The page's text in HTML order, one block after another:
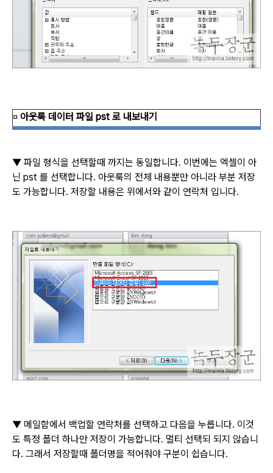
¤ 아웃룩 데이터 파일 pst 로 내보내기
▼ 파일 형식을 선택할때 까지는 동일합니다. 이번에는 엑셀이 아
닌 pst 를 선택합니다. 아웃룩의 전체 내용뿐만 아니라 부분 저장
도 가능합니다. 저장할 내용은 위에서와 같이 연락처 입니다.
▼ 메일함에서 백업할 연락처를 선택하고 다음을 누릅니다. 이것
도 특정 폴더 하나만 저장이 가능합니다. 멀티 선택되 되지 않습니
다. 그래서 저장할때 폴더명을 적어줘야 구분이 쉽습니다.